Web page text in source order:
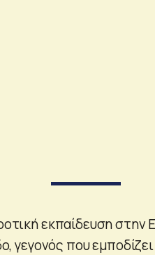
εκπαίδευση στην
γεγονός που